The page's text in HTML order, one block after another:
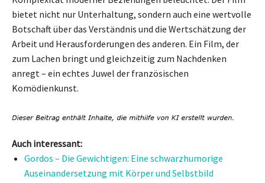
bietet nicht nur Unterhaltung, sondern auch eine wertvolle
Botschaft über das Verständnis und die Wertschätzung der
Arbeit und Herausforderungen des anderen. Ein Film, der
zum Lachen bringt und gleichzeitig zum Nachdenken
anregt – ein echtes Juwel der französischen
Komödienkunst.
Auch interessant:
Gordos – Die Gewichtigen: Eine schwarzhumorige
Auseinandersetzung mit Körper und Selbstbild